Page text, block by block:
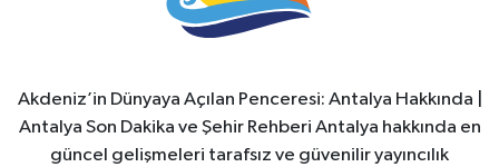
Akdeniz’in Dünyaya Açılan Penceresi: Antalya Hakkında |
Antalya Son Dakika ve Şehir Rehberi Antalya hakkında en
güncel gelişmeleri tarafsız ve güvenilir yayıncılık